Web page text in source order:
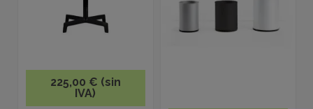
225,00 € (sin
IVA)